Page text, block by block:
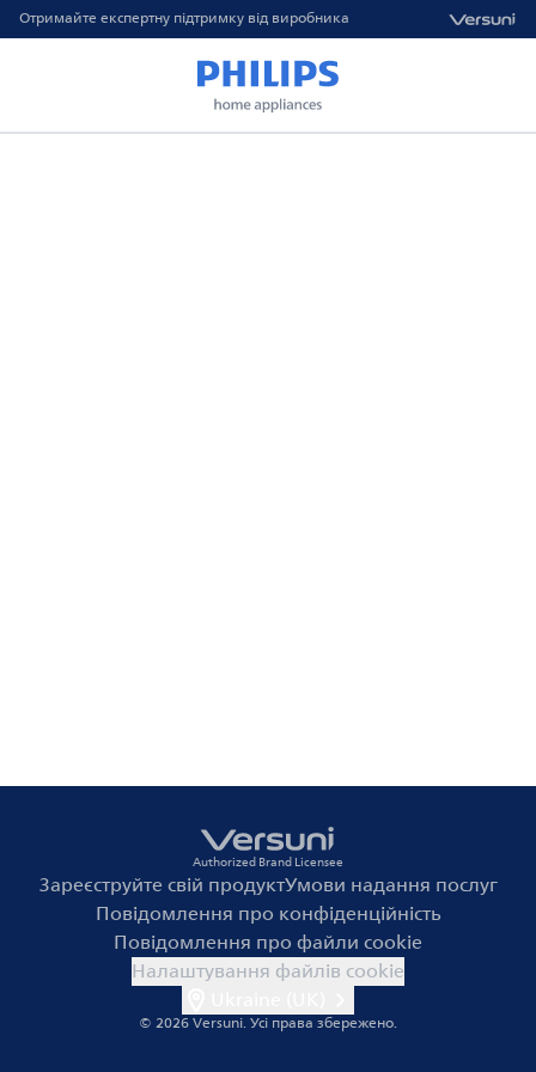
Отримайте експертну підтримку від виробника
Authorized Brand Licensee
Зареєструйте свій продуктУмови надання послуг
Повідомлення про конфіденційність
Повідомлення про файли cookie
Налаштування файлів cookie
© 2026 Versuni.Усі права збережено.